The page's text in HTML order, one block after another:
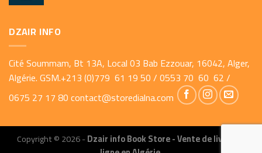
DZAIR INFO
Cité Soummam, Bt 13A, Local 03 Bab Ezzouar, 16042, Alger,
Algérie. GSM.+213 (0)779 61 19 50 / 0553 70 60 62 /
0675 27 17 80contact@storedialna.com
Copyright © 2026 -Dzair info Book Store - Vente de livres en